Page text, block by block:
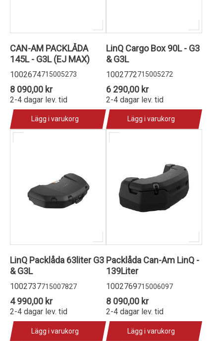
CAN-AM PACKLÅDA
145L - G3L (EJ MAX)
1002674715005273
8 090,00 kr
2-4 dagar lev. tid
Lägg i varukorg
LinQ Cargo Box 90L - G3
& G3L
1002772715005272
6 290,00 kr
2-4 dagar lev. tid
Lägg i varukorg
LinQ Packlåda 63liter G3
& G3L
1002737715007827
4 990,00 kr
2-4 dagar lev. tid
Lägg i varukorg
Packlåda Can-Am LinQ -
139Liter
1002769715006097
8 090,00 kr
2-4 dagar lev. tid
Lägg i varukorg